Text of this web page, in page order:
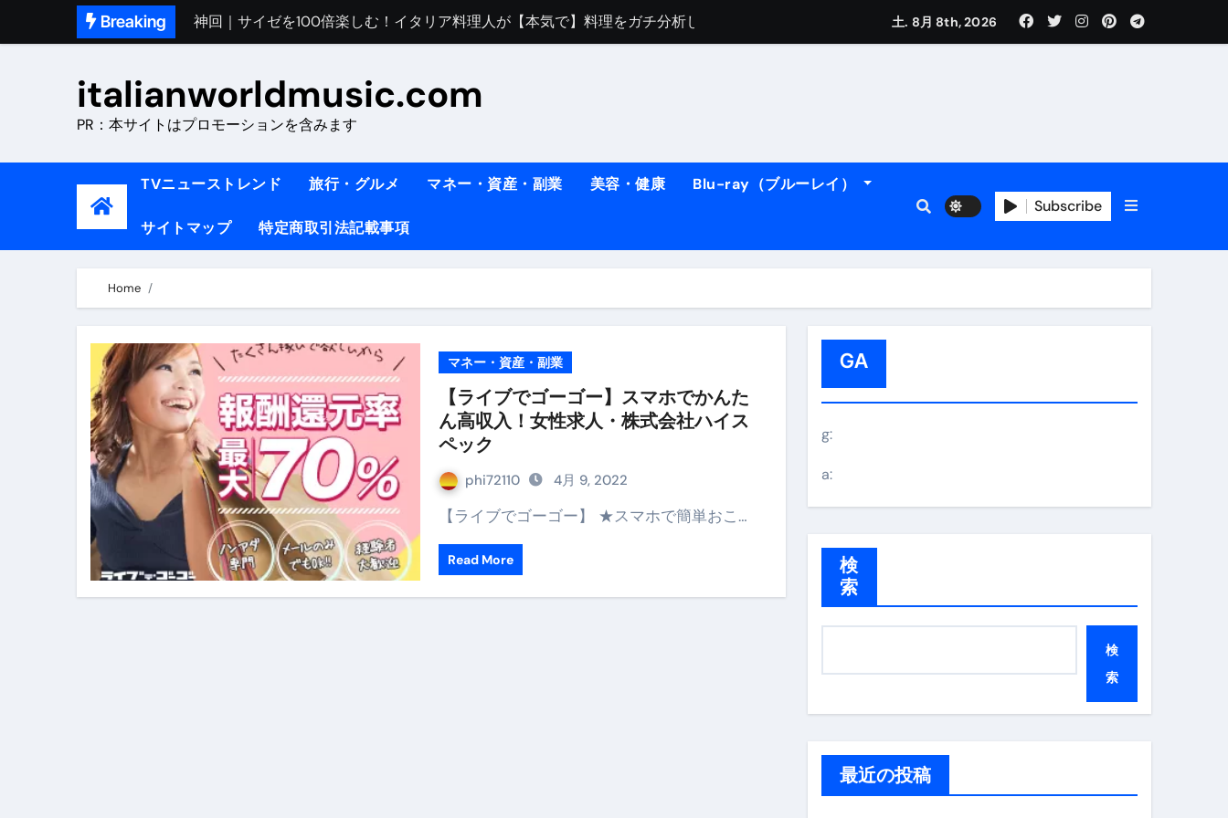
Breaking
初めてのイタリアで色気を出しすぎてほんまに申し訳ない件
イタリア人シェフに教わった｜ズッキーニのパスタ
​「イタリア旅行最高！いつか移住したい！」と思っている人が見たら、一瞬で現実に引き戻されるデータです。
イタリアNo. 1肉料理【ポルケッタ】スーパーの豚肉が大変身#shorts
南イタリアの楽園・ポジターノ＆アマルフィ海岸へ！
トラブル回避のリアルな裏技アド
TRUE COLORS （ブルーレイディスク）
TRUE COLORS
イタリア料理店【営業風景】週末ビリビリのランチ営業
笑む窓のある家 4K修復版 （ブルーレイディスク）
ゼダー/死霊の復活祭 （ブルーレイディスク）
死ぬまでに行きたい！【３つ星】ベストレストランを体験してみた結果…
【Vlog：July 2025】マリナと過ごしたイタリア
土. 8月 8th, 2026
italianworldmusic.com
PR：本サイトはプロモーションを含みます
TVニューストレンド 旅行・グルメ マネー・資産・副業 美容・健康 Blu-ray（ブルーレイ）
サイトマップ 特定商取引法記載事項
Subscribe
Home
マネー・資産・副業
【ライブでゴーゴー】スマホでかんた
ん高収入！女性求人・株式会社ハイス
ペック
phi72110 4月 9, 2022
【ライブでゴーゴー】 ★スマホで簡単おこ…
Read More
GA
g:
a:
検
索
検
索
最近の投稿